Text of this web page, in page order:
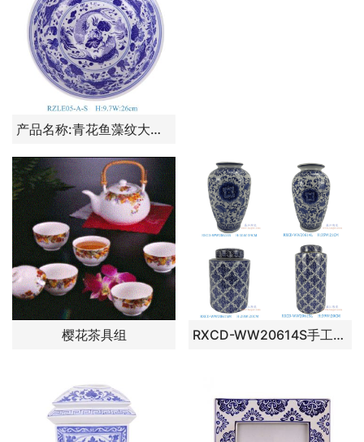
产品名称:青花鱼藻纹大碗10英寸碗小号
樱花茶具组 RXCD-WW20614S手工青花缠枝莲冬瓜瓶小号 RXCD-WW20614L手工青花缠枝莲冬瓜瓶大号 RXCD-WW20615M几何图案平顶圆罐中号 RXCD-WW20615L几何图案平顶圆罐大号